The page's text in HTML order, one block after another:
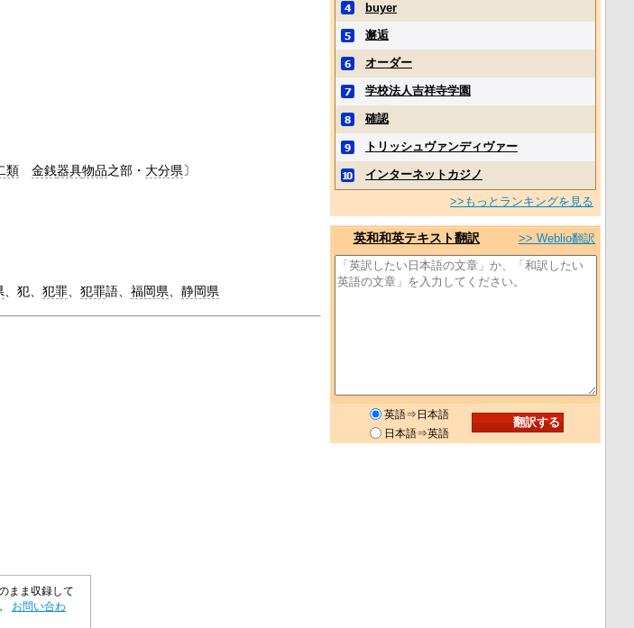
類 金銭器具物品之部・ 大分県〕
、犯、 犯罪、 犯罪語、 福岡県、 静岡県
まま収録して
お問い合わ
buyer
邂逅
オーダー
学校法人吉祥寺学園
確認
トリッシュヴァンディヴァー
インターネットカジノ
>>もっとランキングを見る
英和和英テキスト翻訳 >> Weblio翻訳
英語⇒日本語
日本語⇒英語